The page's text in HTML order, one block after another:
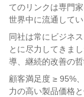
てのリンクは専門
世界中に流通してい
同社は常にビジネ
とに尽力してきま
導、継続的改善の哲
顧客満足度 ≥ 95%
力の高い製品価格